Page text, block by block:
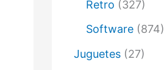
Retro (327)
Software (874)
Juguetes (27)